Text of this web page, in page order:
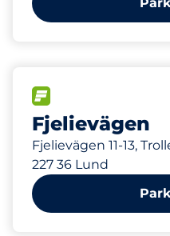
Fjelievägen
Fjelievägen 11-13,
227 36 Lund
779 m